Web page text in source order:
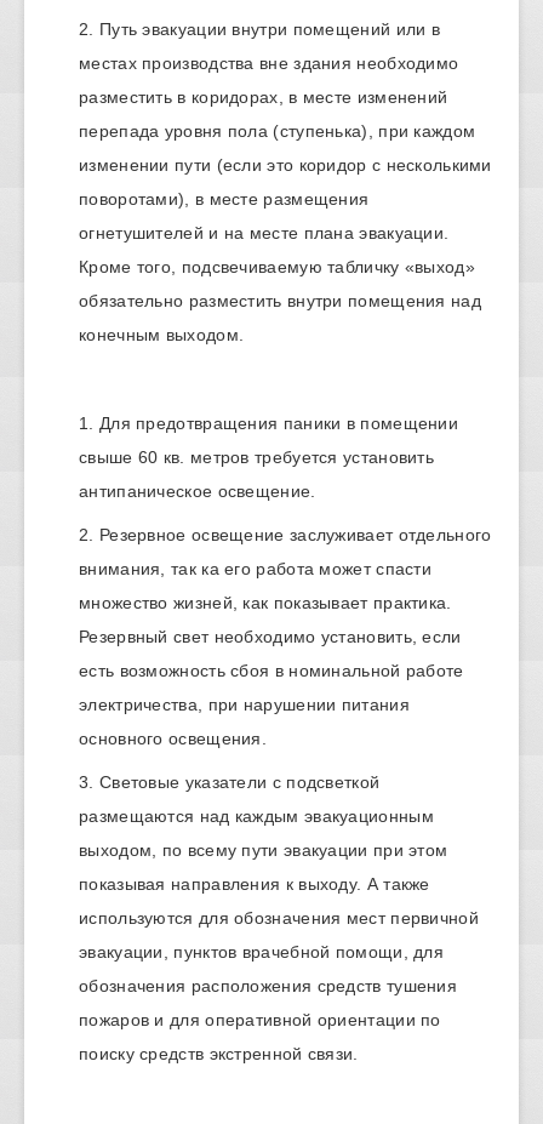
Путь эвакуации внутри помещений или в
местах производства вне здания необходимо
разместить в коридорах, в месте изменений
перепада уровня пола (ступенька), при каждом
изменении пути (если это коридор с несколькими
поворотами), в месте размещения
огнетушителей и на месте плана эвакуации.
Кроме того, подсвечиваемую табличку «выход»
обязательно разместить внутри помещения над
конечным выходом.
Для предотвращения паники в помещении
свыше 60 кв. метров требуется установить
антипаническое освещение.
Резервное освещение заслуживает отдельного
внимания, так ка его работа может спасти
множество жизней, как показывает практика.
Резервный свет необходимо установить, если
есть возможность сбоя в номинальной работе
электричества, при нарушении питания
основного освещения.
Световые указатели с подсветкой
размещаются над каждым эвакуационным
выходом, по всему пути эвакуации при этом
показывая направления к выходу. А также
используются для обозначения мест первичной
эвакуации, пунктов врачебной помощи, для
обозначения расположения средств тушения
пожаров и для оперативной ориентации по
поиску средств экстренной связи.